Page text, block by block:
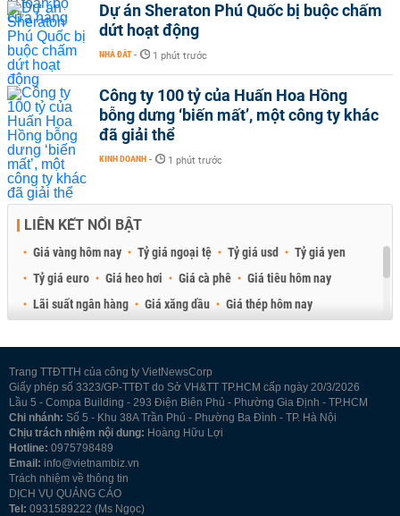
Dự án Sheraton Phú Quốc bị buộc chấm
dứt hoạt động
NHÀ ĐẤT - 1 phút trước
Công ty 100 tỷ của Huấn Hoa Hồng
bỗng dưng ‘biến mất’, một công ty khác
đã giải thể
KINH DOANH - 1 phút trước
LIÊN KẾT NỔI BẬT
Giá vàng hôm nay Tỷ giá ngoại tệ Tỷ giá usd
Tỷ giá yen
Tỷ giá euro
Giá heo hơi Giá cà phê
Giá tiêu hôm nay
Lãi suất ngân hàng
Giá xăng dầu
Giá thép hôm nay
Trang TTĐTTH của công ty VietNewsCorp
Giấy phép số 3323/GP-TTĐT do Sở VH&TT TP.HCM cấp ngày 20/3/2026
Lầu 5 - Compa Building - 293 Điện Biên Phủ - Phường Gia Định - TP.HCM
Chi nhánh: Số 5 - Khu 38A Trần Phú - Phường Ba Đình - TP. Hà Nội
Chịu trách nhiệm nội dung: Hoàng Hữu Lợi
Hotline: 0975798489
Email: info@vietnambiz.vn
Trách nhiệm về thông tin
DỊCH VỤ QUẢNG CÁO
Tel: 0931589222 (Ms Ngọc)